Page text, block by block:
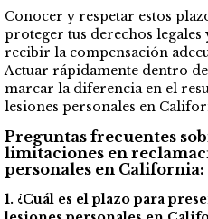
Conocer y respetar estos
proteger tus derechos legales
recibir la compensación
Actuar rápidamente dentro
marcar la diferencia en el
lesiones personales en
Preguntas frecuentes
limitaciones en
personales en California:
1. ¿Cuál es el plazo para